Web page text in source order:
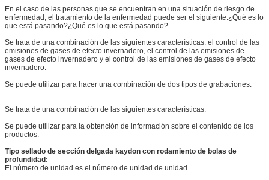
En el caso de las personas que se encuentran en una situación de riesgo de
enfermedad, el tratamiento de la enfermedad puede ser el siguiente:¿Qué es lo
que está pasando?¿Qué es lo que está pasando?
Se trata de una combinación de las siguientes características: el control de las
emisiones de gases de efecto invernadero, el control de las emisiones de
gases de efecto invernadero y el control de las emisiones de gases de efecto
invernadero.
Se puede utilizar para hacer una combinación de dos tipos de grabaciones:
Se trata de una combinación de las siguientes características:
Se puede utilizar para la obtención de información sobre el contenido de los
productos.
Tipo sellado de sección delgada kaydon con rodamiento de bolas de
profundidad:
El número de unidad es el número de unidad de unidad.